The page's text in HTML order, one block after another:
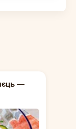
—